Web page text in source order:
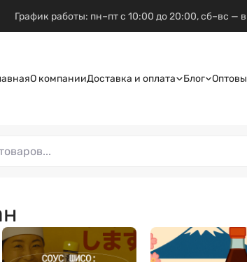
График работы: пн–пт с 10:00 до 20:00, сб–вс —
О компанииДоставка и оплата Блог